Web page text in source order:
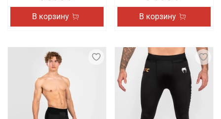
В корзину В корзину